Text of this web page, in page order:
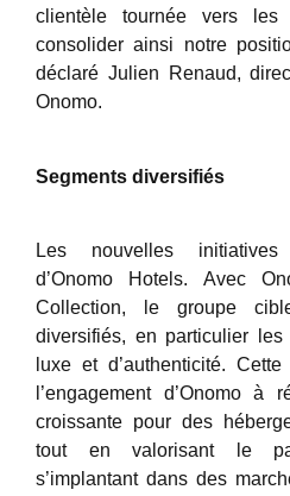
clientèle tournée vers
consolider ainsi notre
déclaré Julien Renaud,
Onomo.
Segments diversifiés
Les nouvelles initiatives
d’Onomo Hotels. Avec
Collection, le groupe
diversifiés, en particulier
luxe et d’authenticité.
l’engagement d’Onomo à
croissante pour des
tout en valorisant le
s’implantant dans des